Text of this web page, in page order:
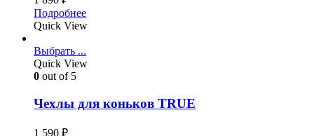
Подробнее
Quick View
Выбрать ...
Quick View
0 out of 5
Чехлы для коньков TRUE
1 590 ₽